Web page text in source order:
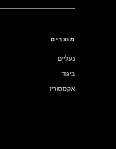
מוצרים
נעליים
ביגוד
אקססוריז